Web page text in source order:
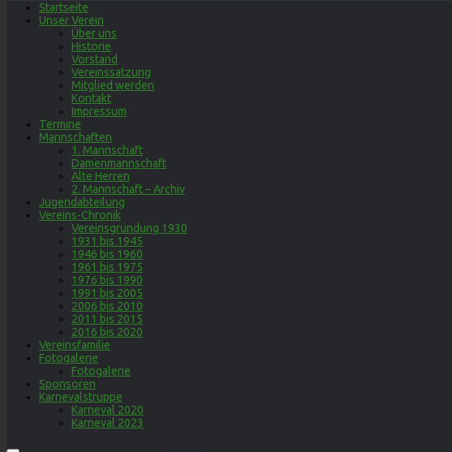
Startseite
Unser Verein
Über uns
Historie
Vorstand
Vereinssatzung
Mitglied werden
Kontakt
Impressum
Termine
Mannschaften
1. Mannschaft
Damenmannschaft
Alte Herren
2. Mannschaft – Archiv
Jugendabteilung
Vereins-Chronik
Vereinsgründung 1930
1931 bis 1945
1946 bis 1960
1961 bis 1975
1976 bis 1990
1991 bis 2005
2006 bis 2010
2011 bis 2015
2016 bis 2020
Vereinsfamilie
Fotogalerie
Fotogalerie
Sponsoren
Karnevalstruppe
Karneval 2020
Karneval 2023